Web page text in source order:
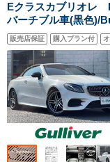
Eクラスカブリオレ
バーチブル車(黒色)/
ルーシブP/黒レザー/
正12.3インチナビ/
販売店保証 購入プラン付